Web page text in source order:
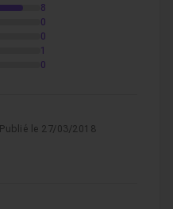
8
0
0
1
0
Publié le 27/03/2018